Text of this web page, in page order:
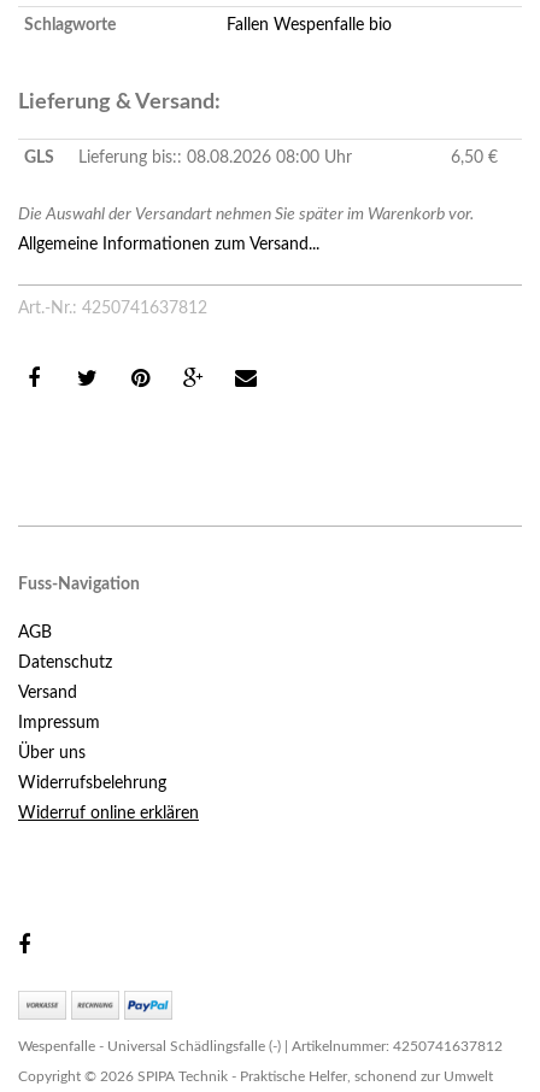
Schlagworte Fallen Wespenfalle bio
Lieferung & Versand:
GLS Lieferung bis:: 08.08.2026 08:00 Uhr 6,50 €
Die Auswahl der Versandart nehmen Sie später im Warenkorb vor.
Allgemeine Informationen zum Versand...
Art.-Nr.: 4250741637812
Fuss-Navigation
AGB
Datenschutz
Versand
Impressum
Über uns
Widerrufsbelehrung
Widerruf online erklären
Wespenfalle - Universal Schädlingsfalle (-) | Artikelnummer: 4250741637812
Copyright © 2026 SPIPA Technik - Praktische Helfer, schonend zur Umwelt